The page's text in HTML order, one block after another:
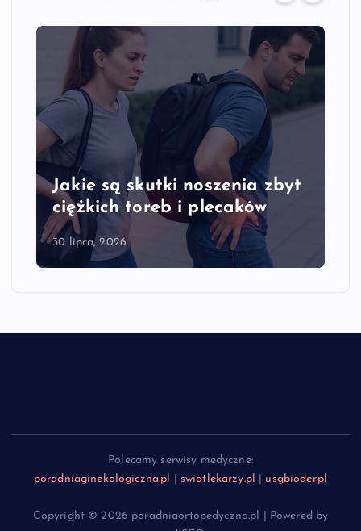
Jakie są skutki noszenia zbyt
ciężkich toreb i plecaków
30 lipca, 2026
Polecamy serwisy medyczne:
poradniaginekologiczna.pl
swiatlekarzy.pl usgbioder.pl
Copyright © 2026 poradniaortopedyczna.pl | Powered by